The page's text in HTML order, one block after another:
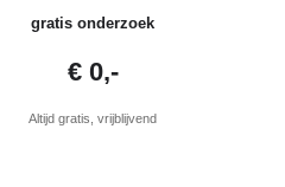
gratis onderzoek
€ 0,-
Altijd gratis, vrijblijvend